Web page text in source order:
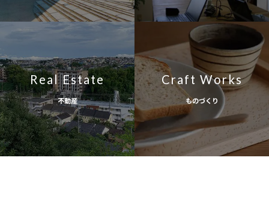
Real Estate
不動産
Craft Works
ものづくり